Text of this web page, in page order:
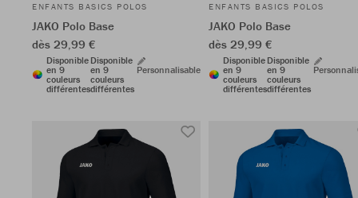
ENFANTS BASICS POLOS
JAKO Polo Base
dès 29,99 €
Disponible
en 9
couleurs
différentes
Disponible
en 9
couleurs
différentes
Personnalisable
ENFANTS BASICS POLOS
JAKO Polo Base
dès 29,99 €
Disponible
en 9
couleurs
différentes
Disponible
en 9
couleurs
différentes